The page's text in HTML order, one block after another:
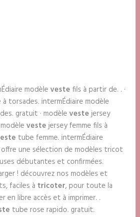
modèle veste fils à partir de. . ·
à torsades. intermÉdiaire modèle
gratuit · modèle vestejersey
vestejersey femme fils à
tube femme. intermÉdiaire
une sélection de modèles tricot
débutantes et confirmées.
! découvrez nos modèles et
faciles à tricoter, pour toute la
en libre accès et à imprimer. .
tube rose rapido. gratuit.